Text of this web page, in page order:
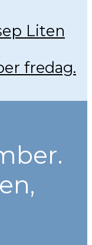
Liten
fredag.